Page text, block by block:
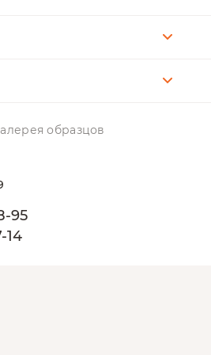
ширине не превышает 150мм,
- 15-40мм.
м.кв.
плитка "скала" под заказ, но
распродажи на которых
скалу по цене от 1500р/м.кв.
угловые элементы "скала" и
поверхностью.
образцов
95
14